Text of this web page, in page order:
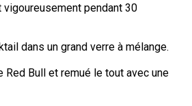
pendant 30
dans un grand verre à mélange.
Red Bull et remué le tout avec une